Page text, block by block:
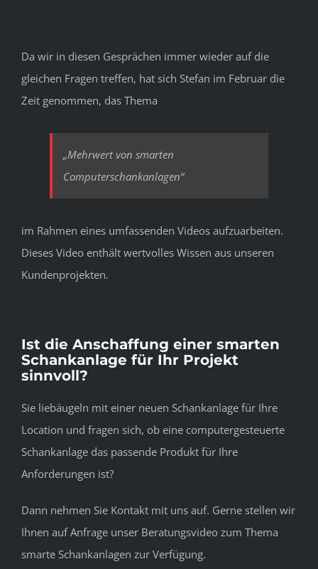
Da wir in diesen Gesprächen immer wieder auf die
gleichen Fragen treffen, hat sich Stefan im Februar die
Zeit genommen, das Thema
„Mehrwert von smarten
Computerschankanlagen“
im Rahmen eines umfassenden Videos aufzuarbeiten.
Dieses Video enthält wertvolles Wissen aus unseren
Kundenprojekten.
Ist die Anschaffung einer smarten
Schankanlage für Ihr Projekt
sinnvoll?
Sie liebäugeln mit einer neuen Schankanlage für Ihre
Location und fragen sich, ob eine computergesteuerte
Schankanlage das passende Produkt für Ihre
Anforderungen ist?
Dann nehmen Sie Kontakt mit uns auf. Gerne stellen wir
Ihnen auf Anfrage unser Beratungsvideo zum Thema
smarte Schankanlagen zur Verfügung.